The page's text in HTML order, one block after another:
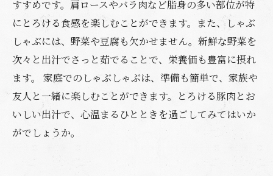
すすめです。肩ロースやバラ肉など脂身の多い部位が特
にとろける食感を楽しむことができます。また、しゃぶ
しゃぶには、野菜や豆腐も欠かせません。新鮮な野菜を
次々と出汁でさっと茹でることで、栄養価も豊富に摂れ
ます。 家庭でのしゃぶしゃぶは、準備も簡単で、家族や
友人と一緒に楽しむことができます。とろける豚肉とお
いしい出汁で、心温まるひとときを過ごしてみてはいか
がでしょうか。